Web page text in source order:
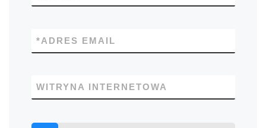
ADRES EMAIL
*
WITRYNA INTERNETOWA